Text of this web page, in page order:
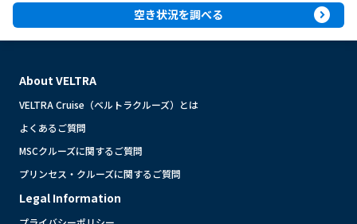
空き状況を調べる expand_circle_right
About VELTRA
VELTRA Cruise（ベルトラクルーズ）とは
よくあるご質問
MSCクルーズに関するご質問
プリンセス・クルーズに関するご質問
Legal Information